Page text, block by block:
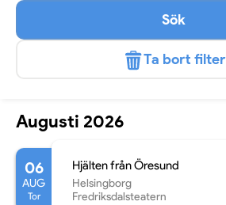
Sök
Ta bort filter
Augusti 2026
06
AUG
Tor
Hjälten från Öresund
Helsingborg
Fredriksdalsteatern